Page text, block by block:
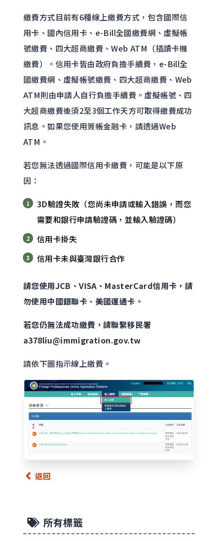
繳費方式目前有6種線上繳費方式，包含國際信
用卡、國內信用卡、e-Bill全國繳費網、虛擬帳
號繳費、四大超商繳費、Web ATM（插讀卡機
繳費）。信用卡皆由政府負擔手續費，e-Bill全
國繳費網、虛擬帳號繳費、四大超商繳費、Web
ATM則由申請人自行負擔手續費。虛擬帳號、四
大超商繳費後須2至3個工作天方可取得繳費成功
訊息。如果您使用簽帳金融卡，請透過Web
ATM。
若您無法透過國際信用卡繳費，可能是以下原
因：
3D驗證失敗（您尚未申請或輸入錯誤，而您
需要和銀行申請驗證碼，並輸入驗證碼）
信用卡掛失
信用卡未與臺灣銀行合作
請您使用JCB、VISA、MasterCard信用卡，請
勿使用中國銀聯卡、美國運通卡。
若您仍無法成功繳費，請聯繫移民署
a378liu@immigration.gov.tw
請依下圖指示線上繳費。
返回
所有標籤